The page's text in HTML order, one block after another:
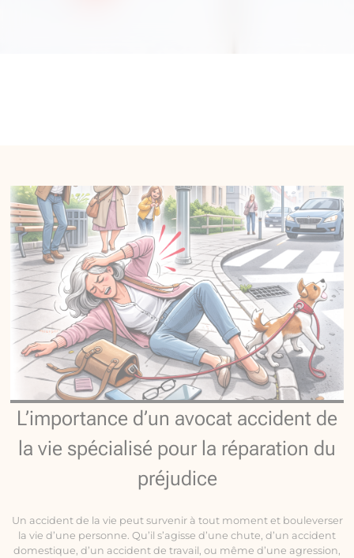
L’importance d’un avocat accident de
la vie spécialisé pour la réparation du
préjudice
Un accident de la vie peut survenir à tout moment et bouleverser
la vie d’une personne. Qu’il s’agisse d’une chute, d’un accident
domestique, d’un accident de travail, ou même d’une agression,